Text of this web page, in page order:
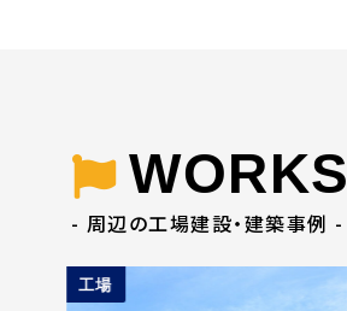
WORKS
- 周辺の工場建設・建築事例 -
工場